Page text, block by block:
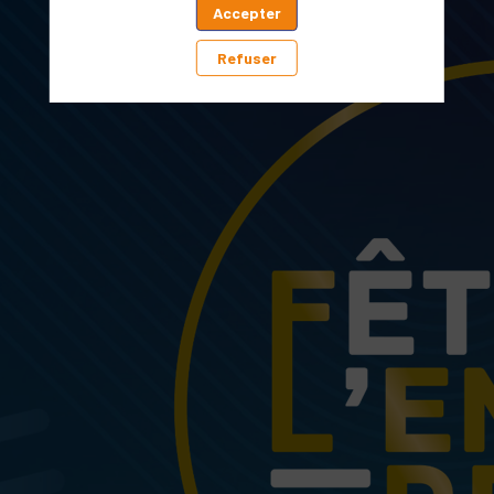
Accepter
Refuser